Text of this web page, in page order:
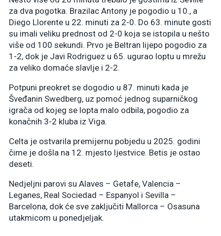
za dva pogotka. Brazilac Antony je pogodio u 10., a
Diego Llorente u 22. minuti za 2-0. Do 63. minute gosti
su imali veliku prednost od 2-0 koja se istopila u nešto
više od 100 sekundi. Prvo je Beltran lijepo pogodio za
1-2, dok je Javi Rodriguez u 65. ugurao loptu u mrežu
za veliko domaće slavlje i 2-2.
Potpuni preokret se dogodio u 87. minuti kada je
Šveđanin Swedberg, uz pomoć jednog suparničkog
igrača od kojeg se lopta malo odbila, pogodio za
konačnih 3-2 kluba iz Viga.
Celta je ostvarila premijernu pobjedu u 2025. godini
čime je došla na 12. mjesto ljestvice. Betis je ostao
deseti.
Nedjeljni parovi su Alaves – Getafe, Valencia –
Leganes, Real Sociedad – Espanyol i Sevilla –
Barcelona, dok će sve zaključiti Mallorca – Osasuna
utakmicom u ponedjeljak.